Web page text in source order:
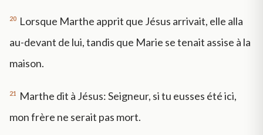
20 Lorsque Marthe apprit que Jésus arrivait, elle alla
au-devant de lui, tandis que Marie se tenait assise à la
maison.
21
Marthe dit à Jésus: Seigneur, si tu eusses été ici,
mon frère ne serait pas mort.